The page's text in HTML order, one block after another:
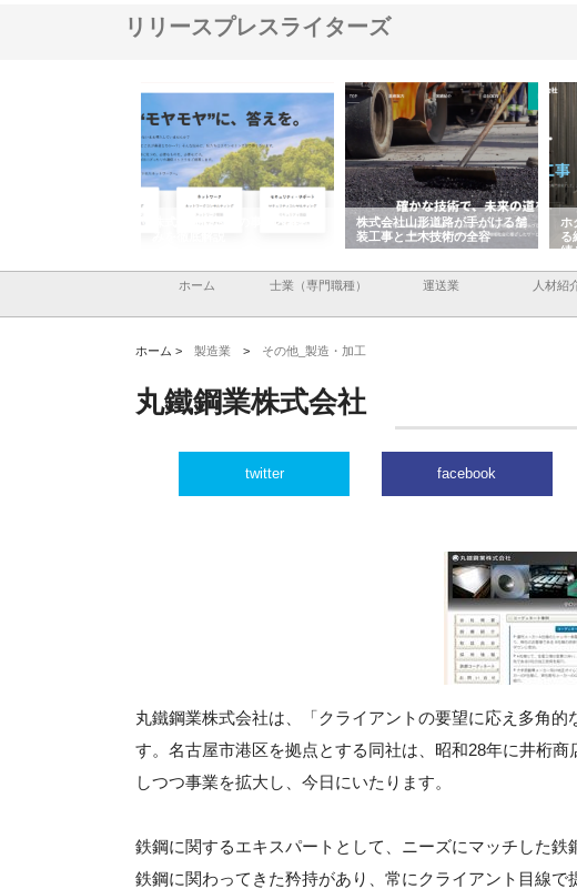
リリースプレスライターズ
株式会社ＣＳＡの事業内容と強
株式会社山形道路が手がける舗
装工事と土木技術の全容
ホ
る
績
ホーム 士業（専門職種） 運送業 人材紹
ホーム > 製造業 > その他_製造・加工
丸鐵鋼業株式会社
twitter facebook
丸鐵鋼業株式会社は、「クライアントの要望に応え多角
す。名古屋市港区を拠点とする同社は、昭和28年に井桁
しつつ事業を拡大し、今日にいたります。
鉄鋼に関するエキスパートとして、ニーズにマッチした
鉄鋼に関わってきた矜持があり、常にクライアント目線